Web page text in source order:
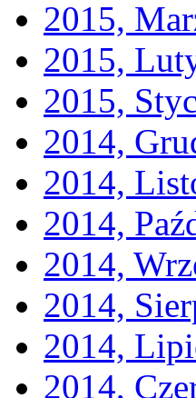
2015,
2015,
2015,
2014,
2014,
2014,
2014,
2014,
2014,
2014,